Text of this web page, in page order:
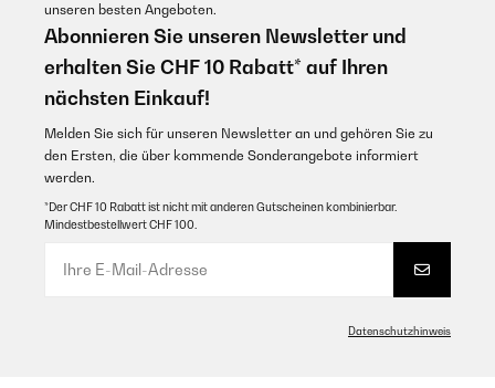
unseren besten Angeboten.
Abonnieren Sie unseren Newsletter und
erhalten Sie CHF 10 Rabatt* auf Ihren
nächsten Einkauf!
Melden Sie sich für unseren Newsletter an und gehören Sie zu
den Ersten, die über kommende Sonderangebote informiert
werden.
*Der CHF 10 Rabatt ist nicht mit anderen Gutscheinen kombinierbar.
Mindestbestellwert CHF 100.
Datenschutzhinweis